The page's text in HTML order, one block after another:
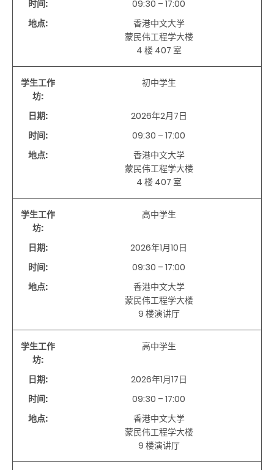
时间:
09:30 – 17:00
地点:
香港中文大学
蒙民伟工程学大楼
4 楼 407 室
学生工作
坊:
初中学生
日期:
2026年2月7日
时间:
09:30 – 17:00
地点:
香港中文大学
蒙民伟工程学大楼
4 楼 407 室
学生工作
坊:
高中学生
日期:
2026年1月10日
时间:
09:30 – 17:00
地点:
香港中文大学
蒙民伟工程学大楼
9 楼演讲厅
学生工作
坊:
高中学生
日期:
2026年1月17日
时间:
09:30 – 17:00
地点:
香港中文大学
蒙民伟工程学大楼
9 楼演讲厅